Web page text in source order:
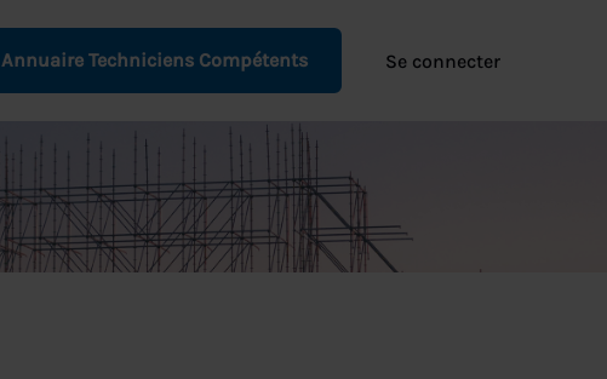
Annuaire Techniciens Compétents Se connecter